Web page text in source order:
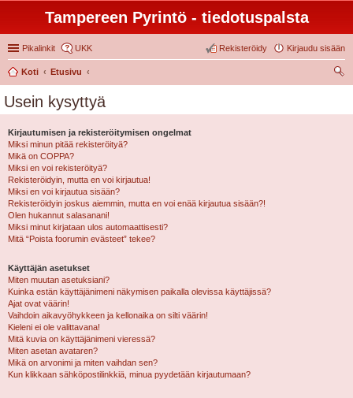
Tampereen Pyrintö - tiedotuspalsta
Pikalinkit UKK Kirjaudu sisään
Rekisteröidy
Koti
Etusivu
Usein kysyttyä
Kirjautumisen ja rekisteröitymisen ongelmat
Miksi minun pitää rekisteröityä?
Mikä on COPPA?
Miksi en voi rekisteröityä?
Rekisteröidyin, mutta en voi kirjautua!
Miksi en voi kirjautua sisään?
Rekisteröidyin joskus aiemmin, mutta en voi enää kirjautua sisään?!
Olen hukannut salasanani!
Miksi minut kirjataan ulos automaattisesti?
Mitä “Poista foorumin evästeet” tekee?
Käyttäjän asetukset
Miten muutan asetuksiani?
Kuinka estän käyttäjänimeni näkymisen paikalla olevissa käyttäjissä?
Ajat ovat väärin!
Vaihdoin aikavyöhykkeen ja kellonaika on silti väärin!
Kieleni ei ole valittavana!
Mitä kuvia on käyttäjänimeni vieressä?
Miten asetan avataren?
Mikä on arvonimi ja miten vaihdan sen?
Kun klikkaan sähköpostilinkkiä, minua pyydetään kirjautumaan?